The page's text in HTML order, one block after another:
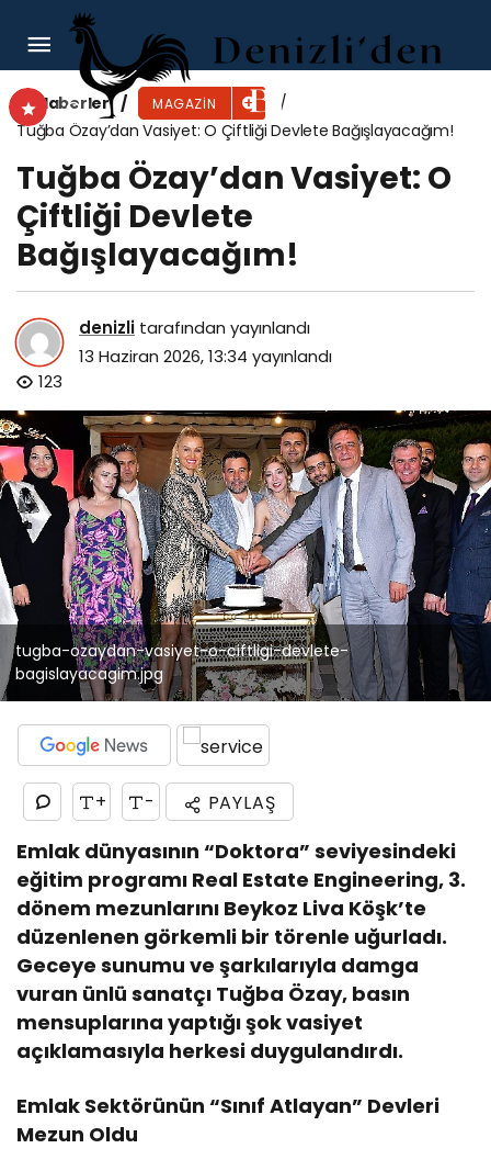
Haberler MAGAZIN
Tuğba Özay’dan Vasiyet: O Çiftliği Devlete Bağışlayacağım!
Tuğba Özay’dan Vasiyet: O
Çiftliği Devlete
Bağışlayacağım!
denizli tarafından yayınlandı
13 Haziran 2026, 13:34 yayınlandı
123
tugba-ozaydan-vasiyet-o-ciftligi-devlete-
bagislayacagim.jpg
+ - PAYLAŞ
Emlak dünyasının “Doktora” seviyesindeki
eğitim programı Real Estate Engineering, 3.
dönem mezunlarını Beykoz Liva Köşk’te
düzenlenen görkemli bir törenle uğurladı.
Geceye sunumu ve şarkılarıyla damga
vuran ünlü sanatçı Tuğba Özay, basın
mensuplarına yaptığı şok vasiyet
açıklamasıyla herkesi duygulandırdı.
Emlak Sektörünün “Sınıf Atlayan” Devleri
Mezun Oldu
Emir Can İğrek, ‘Fiyakalı’ albümünün ilk teklisini
yayınladı: ‘Geçmiş Geçmişte’